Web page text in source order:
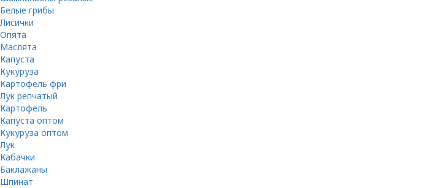
Белые грибы
Лисички
Опята
Маслята
Капуста
Кукуруза
Картофель фри
Лук репчатый
Картофель
Капуста оптом
Кукуруза оптом
Лук
Кабачки
Баклажаны
Шпинат